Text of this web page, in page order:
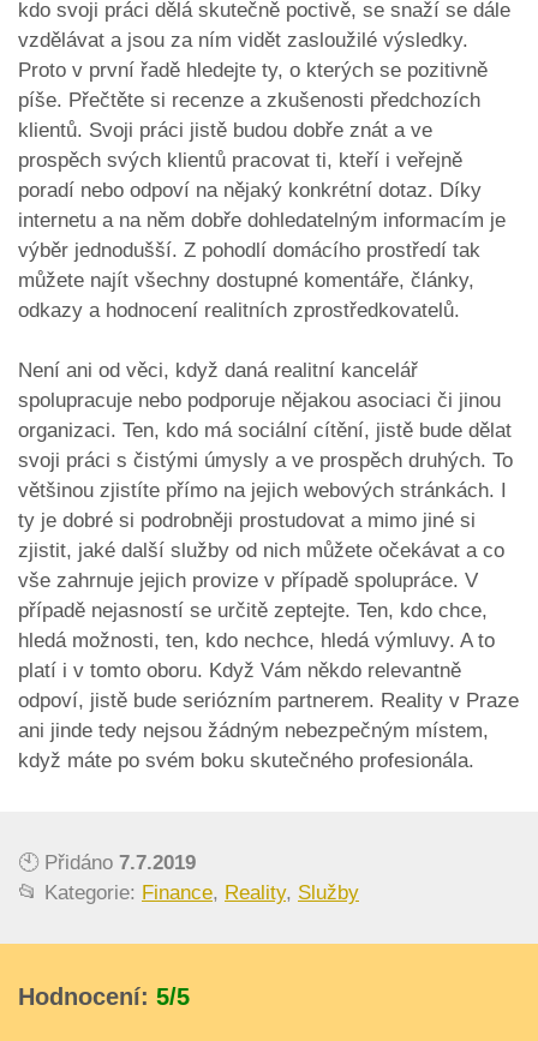
kdo svoji práci dělá skutečně poctivě, se snaží se dále
vzdělávat a jsou za ním vidět zasloužilé výsledky.
Proto v první řadě hledejte ty, o kterých se pozitivně
píše. Přečtěte si recenze a zkušenosti předchozích
klientů. Svoji práci jistě budou dobře znát a ve
prospěch svých klientů pracovat ti, kteří i veřejně
poradí nebo odpoví na nějaký konkrétní dotaz. Díky
internetu a na něm dobře dohledatelným informacím je
výběr jednodušší. Z pohodlí domácího prostředí tak
můžete najít všechny dostupné komentáře, články,
odkazy a hodnocení realitních zprostředkovatelů.
Není ani od věci, když daná realitní kancelář
spolupracuje nebo podporuje nějakou asociaci či jinou
organizaci. Ten, kdo má sociální cítění, jistě bude dělat
svoji práci s čistými úmysly a ve prospěch druhých. To
většinou zjistíte přímo na jejich webových stránkách. I
ty je dobré si podrobněji prostudovat a mimo jiné si
zjistit, jaké další služby od nich můžete očekávat a co
vše zahrnuje jejich provize v případě spolupráce. V
případě nejasností se určitě zeptejte. Ten, kdo chce,
hledá možnosti, ten, kdo nechce, hledá výmluvy. A to
platí i v tomto oboru. Když Vám někdo relevantně
odpoví, jistě bude seriózním partnerem. Reality v Praze
ani jinde tedy nejsou žádným nebezpečným místem,
když máte po svém boku skutečného profesionála.
🕙 Přidáno 7.7.2019
📂 Kategorie: Finance, Reality, Služby
Hodnocení: 5/5